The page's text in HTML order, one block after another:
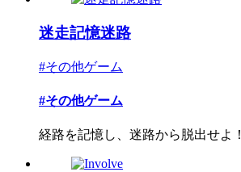
迷走記憶迷路
#その他ゲーム
#その他ゲーム
経路を記憶し、迷路から脱出せよ！